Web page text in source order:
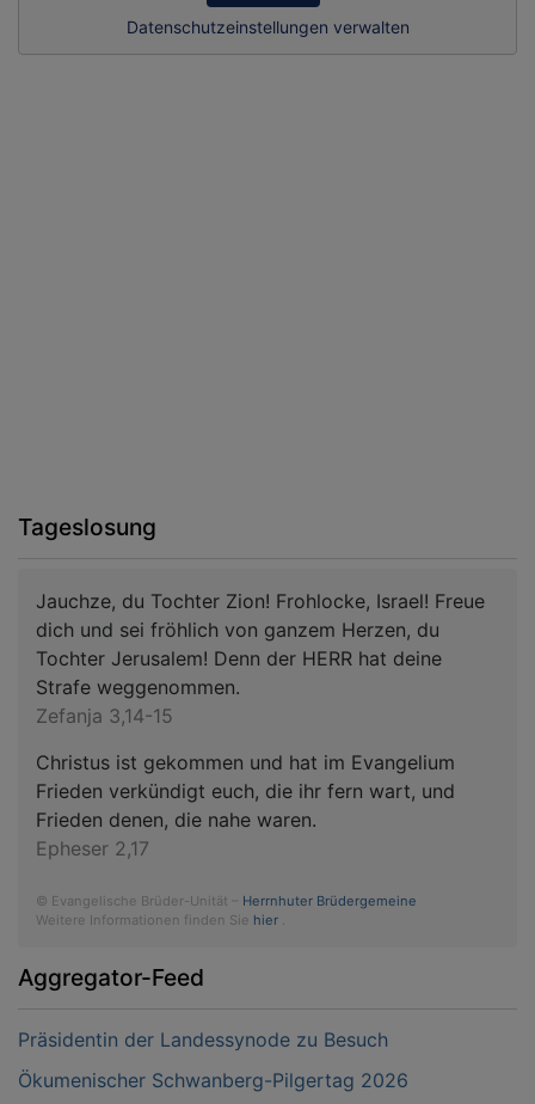
Datenschutzeinstellungen verwalten
Tageslosung
Jauchze, du Tochter Zion! Frohlocke, Israel! Freue
dich und sei fröhlich von ganzem Herzen, du
Tochter Jerusalem! Denn der HERR hat deine
Strafe weggenommen.
Zefanja 3,14-15
Christus ist gekommen und hat im Evangelium
Frieden verkündigt euch, die ihr fern wart, und
Frieden denen, die nahe waren.
Epheser 2,17
© Evangelische Brüder-Unität – Herrnhuter Brüdergemeine
Weitere Informationen finden Sie hier .
Aggregator-Feed
Präsidentin der Landessynode zu Besuch
Ökumenischer Schwanberg-Pilgertag 2026